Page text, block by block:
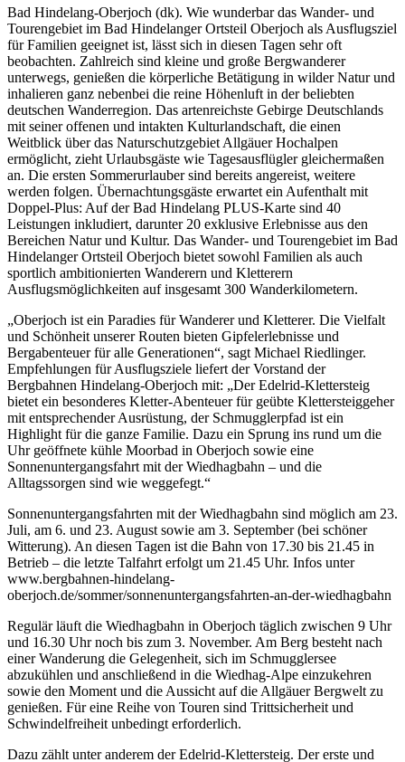
Bad Hindelang-Oberjoch (dk). Wie wunderbar das Wander- und
Tourengebiet im Bad Hindelanger Ortsteil Oberjoch als Ausflugsziel
für Familien geeignet ist, lässt sich in diesen Tagen sehr oft
beobachten. Zahlreich sind kleine und große Bergwanderer
unterwegs, genießen die körperliche Betätigung in wilder Natur und
inhalieren ganz nebenbei die reine Höhenluft in der beliebten
deutschen Wanderregion. Das artenreichste Gebirge Deutschlands
mit seiner offenen und intakten Kulturlandschaft, die einen
Weitblick über das Naturschutzgebiet Allgäuer Hochalpen
ermöglicht, zieht Urlaubsgäste wie Tagesausflügler gleichermaßen
an. Die ersten Sommerurlauber sind bereits angereist, weitere
werden folgen. Übernachtungsgäste erwartet ein Aufenthalt mit
Doppel-Plus: Auf der Bad Hindelang PLUS-Karte sind 40
Leistungen inkludiert, darunter 20 exklusive Erlebnisse aus den
Bereichen Natur und Kultur. Das Wander- und Tourengebiet im Bad
Hindelanger Ortsteil Oberjoch bietet sowohl Familien als auch
sportlich ambitionierten Wanderern und Kletterern
Ausflugsmöglichkeiten auf insgesamt 300 Wanderkilometern.
„Oberjoch ist ein Paradies für Wanderer und Kletterer. Die Vielfalt
und Schönheit unserer Routen bieten Gipfelerlebnisse und
Bergabenteuer für alle Generationen“, sagt Michael Riedlinger.
Empfehlungen für Ausflugsziele liefert der Vorstand der
Bergbahnen Hindelang-Oberjoch mit: „Der Edelrid-Klettersteig
bietet ein besonderes Kletter-Abenteuer für geübte Klettersteiggeher
mit entsprechender Ausrüstung, der Schmugglerpfad ist ein
Highlight für die ganze Familie. Dazu ein Sprung ins rund um die
Uhr geöffnete kühle Moorbad in Oberjoch sowie eine
Sonnenuntergangsfahrt mit der Wiedhagbahn – und die
Alltagssorgen sind wie weggefegt.“
Sonnenuntergangsfahrten mit der Wiedhagbahn sind möglich am 23.
Juli, am 6. und 23. August sowie am 3. September (bei schöner
Witterung). An diesen Tagen ist die Bahn von 17.30 bis 21.45 in
Betrieb – die letzte Talfahrt erfolgt um 21.45 Uhr. Infos unter
www.bergbahnen-hindelang-
oberjoch.de/sommer/sonnenuntergangsfahrten-an-der-wiedhagbahn
Regulär läuft die Wiedhagbahn in Oberjoch täglich zwischen 9 Uhr
und 16.30 Uhr noch bis zum 3. November. Am Berg besteht nach
einer Wanderung die Gelegenheit, sich im Schmugglersee
abzukühlen und anschließend in die Wiedhag-Alpe einzukehren
sowie den Moment und die Aussicht auf die Allgäuer Bergwelt zu
genießen. Für eine Reihe von Touren sind Trittsicherheit und
Schwindelfreiheit unbedingt erforderlich.
Dazu zählt unter anderem der Edelrid-Klettersteig. Der erste und